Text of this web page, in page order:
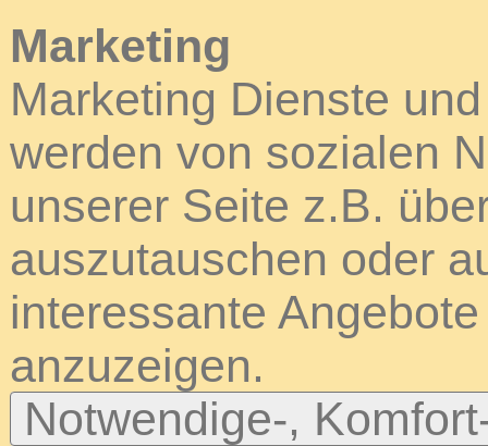
Marketing
Marketing Dienste
werden von sozialen
unserer Seite z.B.
auszutauschen oder
interessante
anzuzeigen.
Notwendige-,